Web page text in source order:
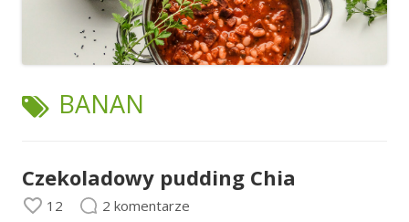
TAGI:
BANAN
Czekoladowy pudding Chia
12 2 komentarze